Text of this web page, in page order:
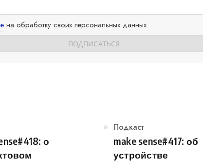
на обработку своих персональных данных.
о
Категория
Подкаст
make sense#417: об
устройстве